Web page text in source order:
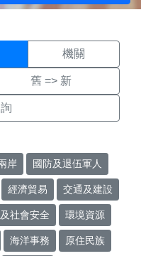
面
機關
舊 => 新
岸 國防及退伍軍人
經濟貿易 交通及建設
社會安全 環境資源
海洋事務 原住民族